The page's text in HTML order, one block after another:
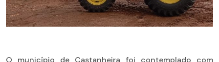
O município de Castanheira foi contemplado com